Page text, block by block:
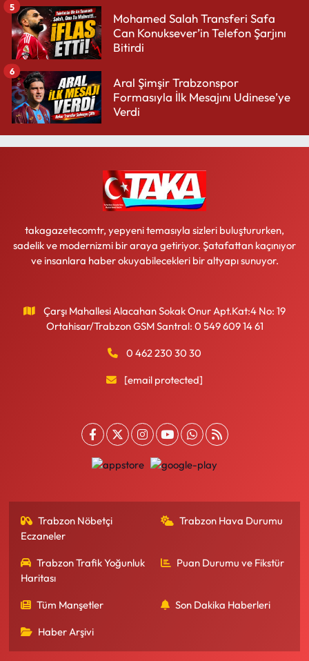
Mohamed Salah Transferi Safa
Can Konuksever’in Telefon Şarjını
Bitirdi
5
Aral Şimşir Trabzonspor
Formasıyla İlk Mesajını Udinese’ye
Verdi
6
takagazetecomtr, yepyeni temasıyla sizleri buluştururken,
sadelik ve modernizmi bir araya getiriyor. Şatafattan kaçınıyor
ve insanlara haber okuyabilecekleri bir altyapı sunuyor.
Çarşı Mahallesi Alacahan Sokak Onur Apt.Kat:4 No: 19
Ortahisar/Trabzon GSM Santral: 0 549 609 14 61
0 462 230 30 30
[email protected]
Trabzon Nöbetçi
Eczaneler
Trabzon Hava Durumu
Trabzon Trafik Yoğunluk
Haritası
Puan Durumu ve Fikstür
Tüm Manşetler Son Dakika Haberleri
Haber Arşivi